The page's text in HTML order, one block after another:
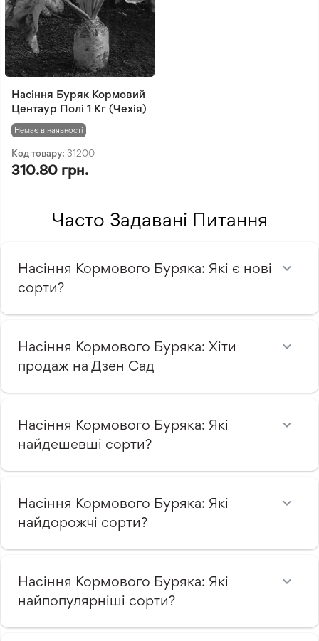
Насіння Буряк Кормовий
Центаур Полі 1 Кг (Чехія)
Немає в наявності
Код товару: 31200
310.80 грн.
Часто Задавані Питання
Насіння Кормового Буряка: Які є нові
сорти?
Насіння Кормового Буряка: Хіти
продаж на Дзен Сад
Насіння Кормового Буряка: Які
найдешевші сорти?
Насіння Кормового Буряка: Які
найдорожчі сорти?
Насіння Кормового Буряка: Які
найпопулярніші сорти?